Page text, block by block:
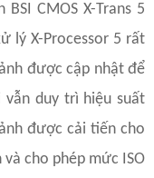
CMOS X-Trans 5
lý X-Processor 5 rất
được cập nhật để
vẫn duy trì hiệu suất
được cải tiến cho
cho phép mức ISO